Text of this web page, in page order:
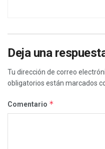
Deja una
Tu dirección de correo
obligatorios están marcados
Comentario *